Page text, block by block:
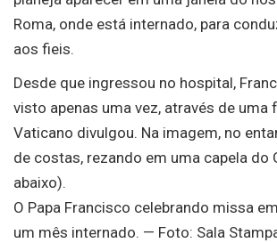
Roma, onde está internado, para
aos fieis.
Desde que ingressou no hospital,
visto apenas uma vez, através de uma
Vaticano divulgou. Na imagem, no
de costas, rezando em uma capela do
abaixo).
O Papa Francisco celebrando missa
um mês internado. — Foto: Sala